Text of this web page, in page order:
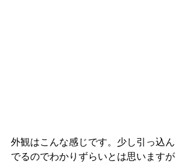
外観はこんな感じです。少し引っ込ん
でるのでわかりずらいとは思いますが